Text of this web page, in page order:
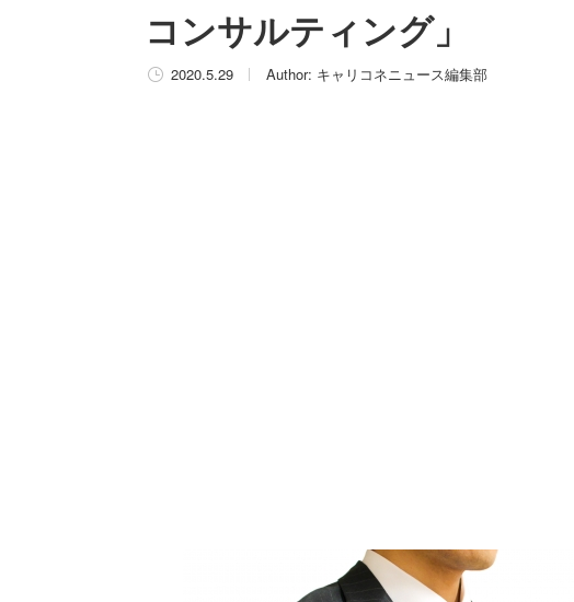
コンサルティング」
2020.5.29 Author: キャリコネニュース編集部